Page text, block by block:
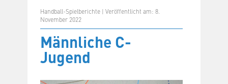
Handball-Spielberichte | Veröffentlicht am: 8.
November 2022
Männliche C-
Jugend